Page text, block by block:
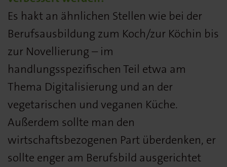
Es hakt an ähnlichen Stellen wie bei der
Berufsausbildung zum Koch/zur Köchin bis
zur Novellierung – im
handlungsspezifischen Teil etwa am
Thema Digitalisierung und an der
vegetarischen und veganen Küche.
Außerdem sollte man den
wirtschaftsbezogenen Part überdenken, er
sollte enger am Berufsbild ausgerichtet